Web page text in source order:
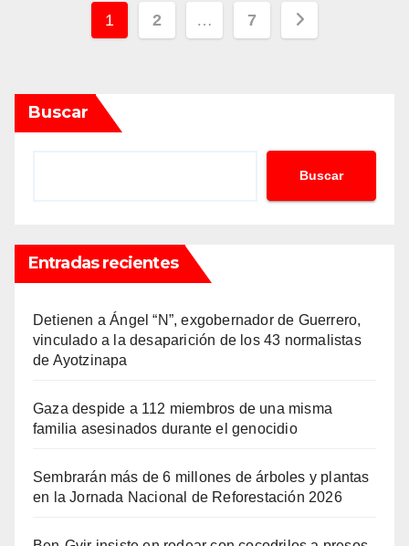
Paginación
entradas
1 2 … 7
Buscar
Buscar
Entradas recientes
Detienen a Ángel “N”, exgobernador de Guerrero,
vinculado a la desaparición de los 43 normalistas
de Ayotzinapa
Gaza despide a 112 miembros de una misma
familia asesinados durante el genocidio
Sembrarán más de 6 millones de árboles y plantas
en la Jornada Nacional de Reforestación 2026